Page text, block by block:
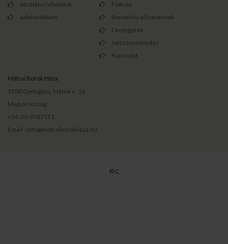
Vásárlási feltételek
Adatvédelem
Fiókom
Rendelési előzmények
Címjegyzék
Jelszó módosítás
Kapcsolat
Mátrai Borok Háza
3200 Gyöngyös, Mátrai u. 16.
Magyarország
+36-30-9787151
Email : info@matraiborokhaza.hu
© C